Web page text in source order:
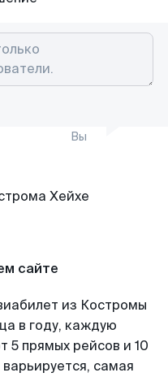
Вы
сайте
из Костромы
в году, каждую
5 прямых рейсов и 10
самая